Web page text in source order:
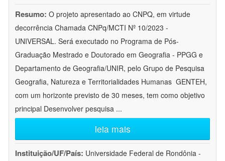
Resumo: O projeto apresentado ao CNPQ, em virtude
decorrência Chamada CNPq/MCTI Nº 10/2023 -
UNIVERSAL. Será executado no Programa de Pós-
Graduação Mestrado e Doutorado em Geografia - PPGG e
Departamento de Geografia/UNIR, pelo Grupo de Pesquisa
Geografia, Natureza e Territorialidades Humanas  GENTEH,
com um horizonte previsto de 30 meses, tem como objetivo
principal Desenvolver pesquisa ...
leia mais
Instituição/UF/País: Universidade Federal de Rondônia -